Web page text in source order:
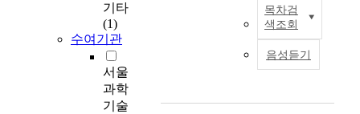
기타
(1)
수여기관
서울
과학
기술
목차검
색조회
음성듣기